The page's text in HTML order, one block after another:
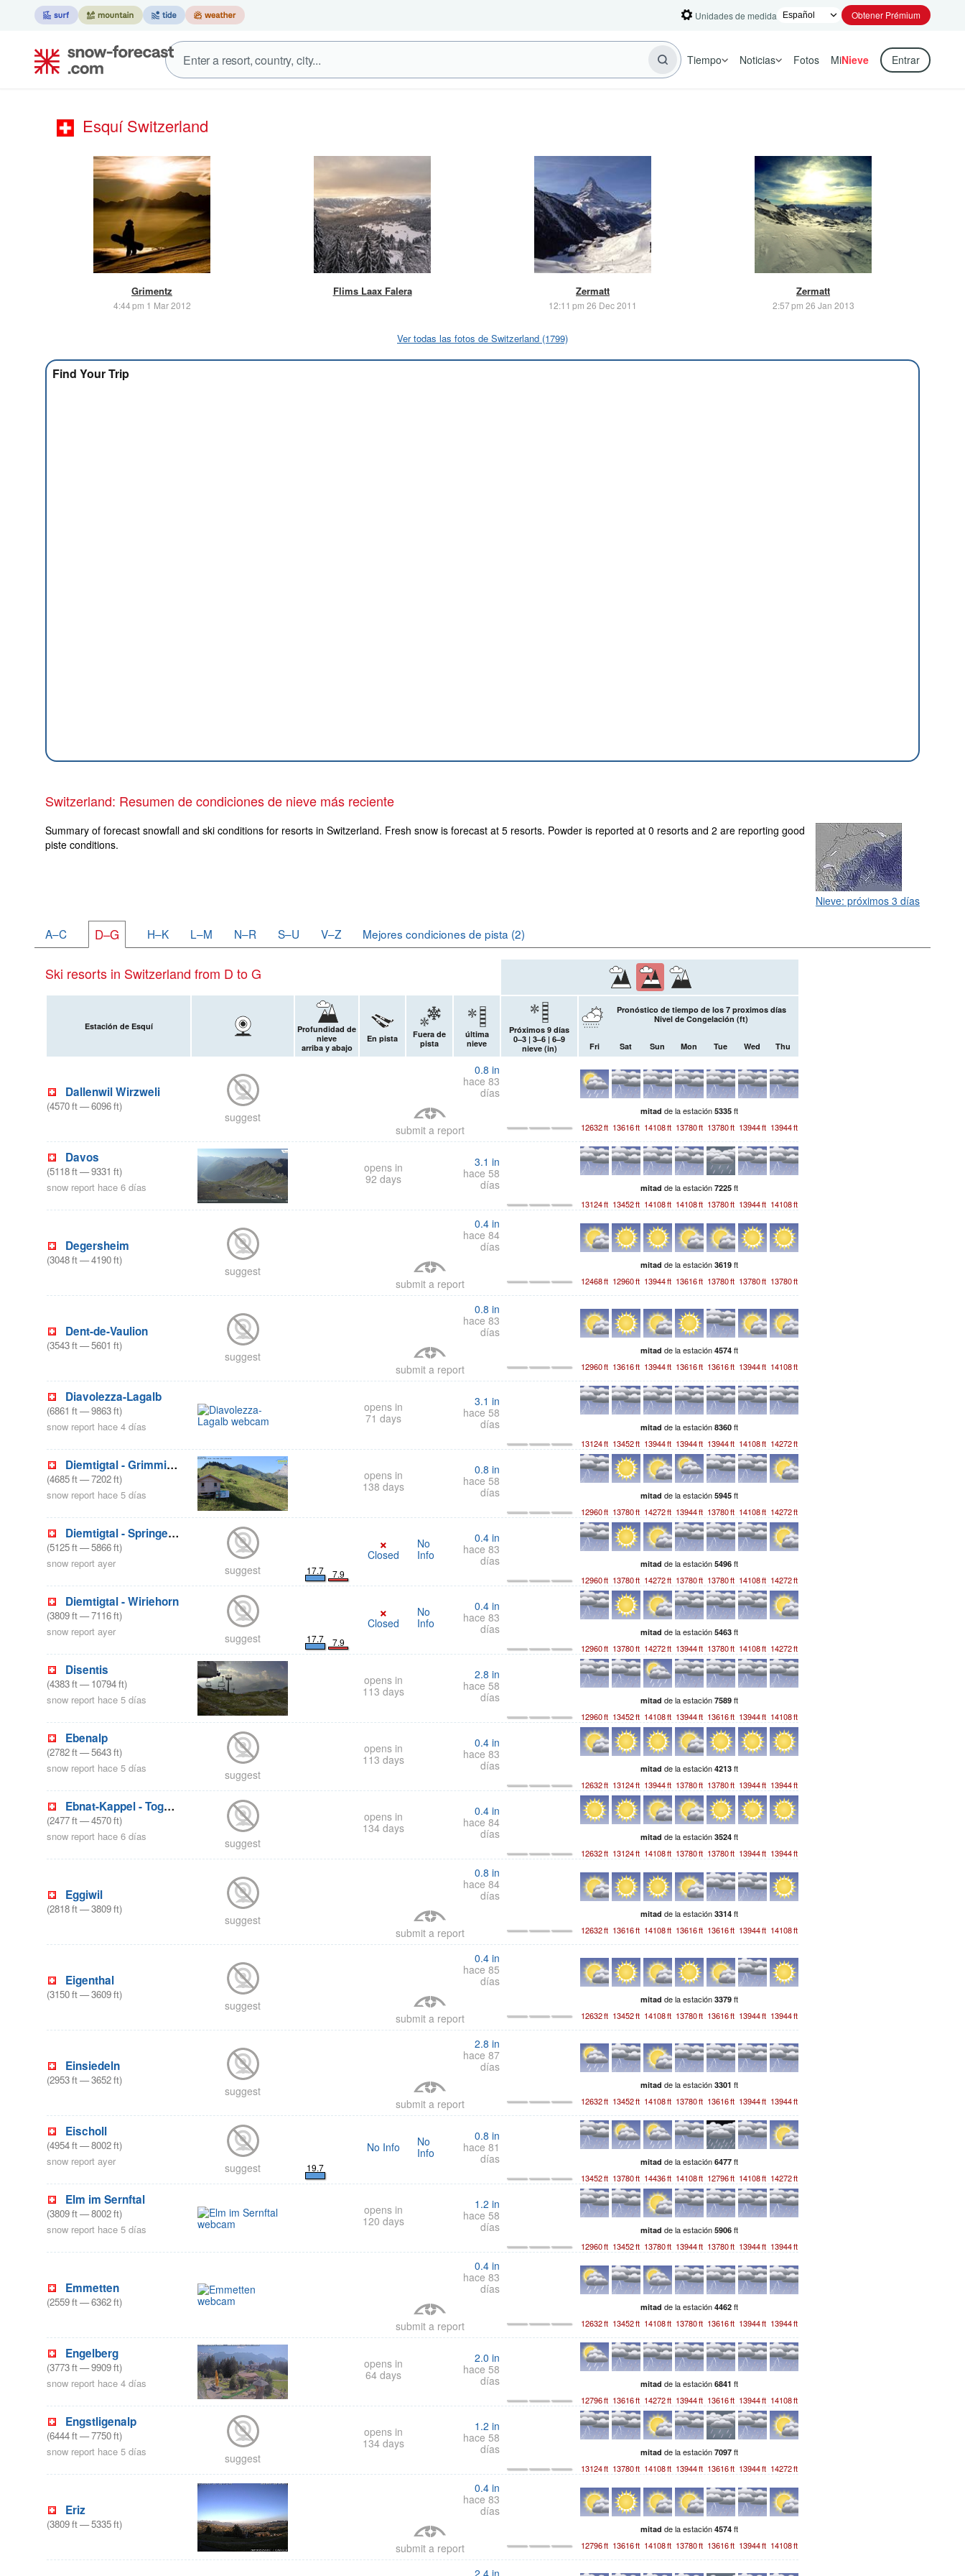
Unidades de medida Obtener Prémium
Tiempo Noticias Fotos MiNieve Entrar
Esquí Switzerland
Grimentz
4:44 pm 1 Mar 2012
Flims Laax Falera Zermatt
12:11 pm 26 Dec 2011
Zermatt
2:57 pm 26 Jan 2013
Ver todas las fotos de Switzerland (1799)
Find Your Trip
Switzerland: Resumen de condiciones de nieve más reciente
Nieve: próximos 3 días
Summary of forecast snowfall and ski conditions for resorts in Switzerland. Fresh snow is forecast at 5 resorts. Powder is reported at 0 resorts and 2 are reporting good
piste conditions.
A–C D–G H–K L–M N–R S–U V–Z Mejores condiciones de pista (2)
Ski resorts in Switzerland from D to G
Estación de Esquí
Profundidad de
nieve
arriba y abajo
En pista
Fuera de
pista
última
nieve
Próximos 9 días
0–3 | 3–6 | 6–9
nieve (in)
Pronóstico de tiempo de los 7 proximos días
Nivel de Congelación (ft)
Fri Sat Sun Mon Tue Wed Thu
Dallenwil Wirzweli
(4570ft—6096ft)
suggest
0.8 in
hace 83
días
submit a report
mitad de la estación 5335 ft
12632ft 13616ft 14108ft 13780ft 13780ft 13944ft 13944ft
Davos
(5118ft—9331 ft)
snow report hace 6 días
opens in
92 days
3.1 in
hace 58
días
mitad de la estación 7225 ft
13124ft 13452ft 14108ft 14108ft 13780ft 13944ft 14108ft
Degersheim
(3048ft—4190ft)
suggest
0.4 in
hace 84
días
submit a report
mitad de la estación 3619 ft
12468ft 12960ft 13944ft 13616ft 13780ft 13780ft 13780ft
Dent-de-Vaulion
(3543ft—5601 ft)
suggest
0.8 in
hace 83
días
submit a report
mitad de la estación 4574 ft
12960ft 13616ft 13944ft 13616ft 13616ft 13944ft 14108ft
Diavolezza-Lagalb
(6861 ft—9863ft)
snow report hace 4 días
opens in
71 days
3.1 in
hace 58
días
mitad de la estación 8360 ft
13124ft 13452ft 13944ft 13944ft 13944ft 14108ft 14272ft
Diemtigtal - Grimmialp
(4685ft—7202ft)
snow report hace 5 días
opens in
138 days
0.8 in
hace 58
días
mitad de la estación 5945 ft
12960ft 13780ft 14272ft 13944ft 13780ft 14108ft 14272ft
Diemtigtal - Springenboden
(5125ft—5866ft)
snow report ayer
suggest 17.7 7.9
×
Closed
No
Info
0.4 in
hace 83
días
mitad de la estación 5496 ft
12960ft 13780ft 14272ft 13780ft 13780ft 14108ft 14272ft
Diemtigtal - Wiriehorn
(3809ft—7116ft)
snow report ayer
suggest 17.7 7.9
×
Closed
No
Info
0.4 in
hace 83
días
mitad de la estación 5463 ft
12960ft 13780ft 14272ft 13944ft 13780ft 14108ft 14272ft
Disentis
(4383ft—10794ft)
snow report hace 5 días
opens in
113 days
2.8 in
hace 58
días
mitad de la estación 7589 ft
12960ft 13452ft 14108ft 13944ft 13616ft 13944ft 14108ft
Ebenalp
(2782ft—5643ft)
snow report hace 5 días
suggest
opens in
113 days
0.4 in
hace 83
días
mitad de la estación 4213 ft
12632ft 13124ft 13944ft 13780ft 13780ft 13944ft 13944ft
Ebnat-Kappel - Toggenburg
(2477ft—4570ft)
snow report hace 6 días
suggest
opens in
134 days
0.4 in
hace 84
días
mitad de la estación 3524 ft
12632ft 13124ft 14108ft 13780ft 13780ft 13944ft 13944ft
Eggiwil
(2818ft—3809ft)
suggest
0.8 in
hace 84
días
submit a report
mitad de la estación 3314 ft
12632ft 13616ft 14108ft 13616ft 13616ft 13944ft 14108ft
Eigenthal
(3150ft—3609ft)
suggest
0.4 in
hace 85
días
submit a report
mitad de la estación 3379 ft
12632ft 13452ft 14108ft 13780ft 13616ft 13944ft 13944ft
Einsiedeln
(2953ft—3652ft)
suggest
2.8 in
hace 87
días
submit a report
mitad de la estación 3301 ft
12632ft 13452ft 14108ft 13780ft 13616ft 13944ft 13944ft
Eischoll
(4954ft—8002ft)
snow report ayer
suggest 19.7
No Info
No
Info
0.8 in
hace 81
días
mitad de la estación 6477 ft
13452ft 13780ft 14436ft 14108ft 12796ft 14108ft 14272ft
Elm im Sernftal
(3809ft—8002ft)
snow report hace 5 días
opens in
120 days
1.2 in
hace 58
días
mitad de la estación 5906 ft
12960ft 13452ft 13780ft 13944ft 13780ft 13944ft 13944ft
Emmetten
(2559ft—6362ft)
0.4 in
hace 83
días
submit a report
mitad de la estación 4462 ft
12632ft 13452ft 14108ft 13780ft 13616ft 13944ft 13944ft
Engelberg
(3773ft—9909ft)
snow report hace 4 días
opens in
64 days
2.0 in
hace 58
días
mitad de la estación 6841 ft
12796ft 13616ft 14272ft 13944ft 13616ft 13944ft 14108ft
Engstligenalp
(6444ft—7750ft)
snow report hace 5 días
suggest
opens in
134 days
1.2 in
hace 58
días
mitad de la estación 7097 ft
13124ft 13780ft 14108ft 13944ft 13616ft 13944ft 14272ft
Eriz
(3809ft—5335ft)
0.4 in
hace 83
días
submit a report
mitad de la estación 4574 ft
12796ft 13616ft 14108ft 13780ft 13616ft 13944ft 14108ft